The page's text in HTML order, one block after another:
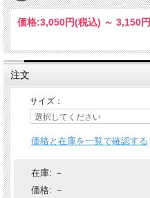
価格:3,050円(税込) ～ 3,150円
注文
サイズ：
価格と在庫を一覧で確認する
在庫: －
価格: －